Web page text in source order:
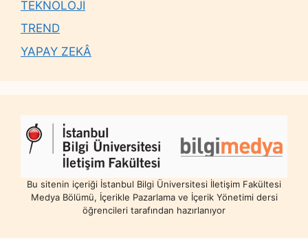
TEKNOLOJİ
TREND
YAPAY ZEKÂ
Bu sitenin içeriği İstanbul Bilgi Üniversitesi İletişim Fakültesi
Medya Bölümü, İçerikle Pazarlama ve İçerik Yönetimi dersi
öğrencileri tarafından hazırlanıyor